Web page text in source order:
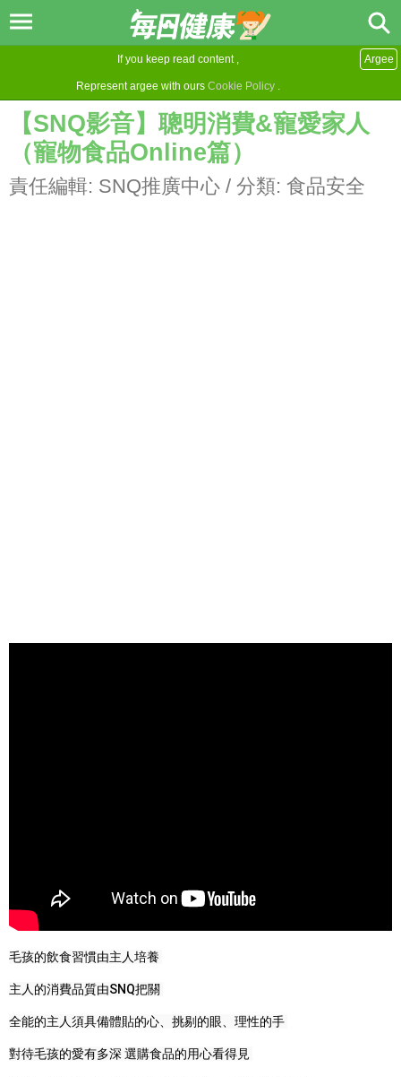
If you keep read content ,
Represent argee with ours Cookie Policy .
Argee
【SNQ影音】聰明消費&寵愛家人
（寵物食品Online篇）
責任編輯: SNQ推廣中心 / 分類: 食品安全
毛孩的飲食習慣由主人培養
主人的消費品質由SNQ把關
全能的主人須具備體貼的心、挑剔的眼、理性的手
對待毛孩的愛有多深 選購食品的用心看得見